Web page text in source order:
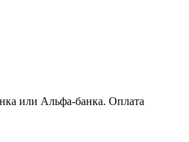
или Альфа-банка. Оплата